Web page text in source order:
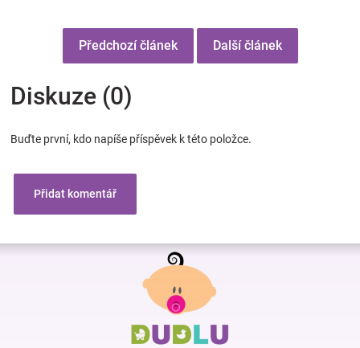
Předchozí článek Další článek
Diskuze (0)
Buďte první, kdo napíše příspěvek k této položce.
Přidat komentář
Z